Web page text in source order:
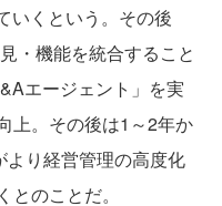
いくという。その後
・機能を統合すること
エージェント」を実
上。その後は1～2年か
り経営管理の高度化
のことだ。